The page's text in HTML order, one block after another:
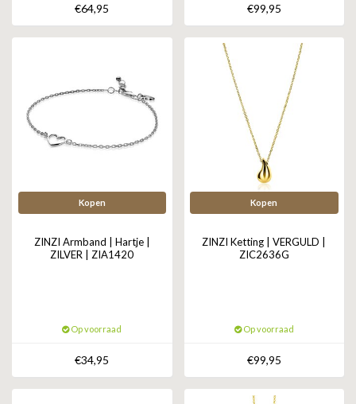
€64,95 €99,95
Kopen
ZINZI Armband | Hartje |
ZILVER | ZIA1420
Op voorraad
€34,95
Kopen
ZINZI Ketting | VERGULD |
ZIC2636G
Op voorraad
€99,95